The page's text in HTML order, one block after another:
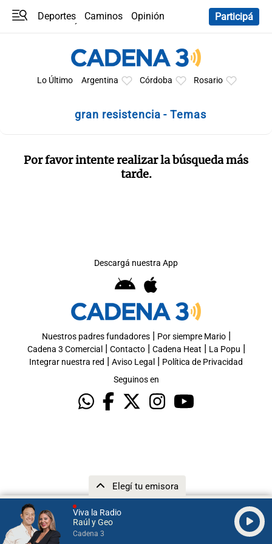
Viva la Radio
Raúl y Geo
Cadena 3
Elegí tu emisora
Deportes Caminos
Opinión
Participá
Lo Último Argentina Córdoba Rosario
gran resistencia - Temas
Por favor intente realizar la búsqueda más
tarde.
Descargá nuestra App
Nuestros padres fundadores| Por siempre Mario|
Cadena 3 Comercial | Contacto| Cadena Heat | La Popu |
Integrar nuestra red | Aviso Legal | Política de Privacidad
Seguinos en